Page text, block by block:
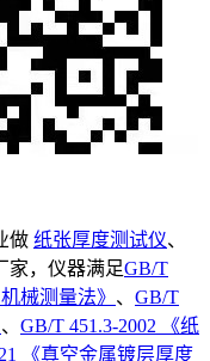
做 纸张厚度测试仪、
家，仪器满足GB/T
械测量法》 、 GB/T
、 GB/T 451.3-2002 《纸
《真空金属镀层厚度